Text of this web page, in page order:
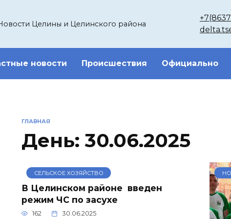
Целины и Целинского района
новости Происшествия Официально
ГЛАВНАЯ
День:30.06.2025
СЕЛЬСКОЕ ХОЗЯЙСТВО
В Целинском районе введен
режим ЧС по засухе
162 30.06.2025